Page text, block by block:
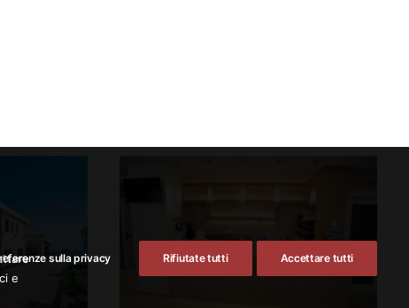
e
sulla privacy Rifiutate tutti Accettare tutti